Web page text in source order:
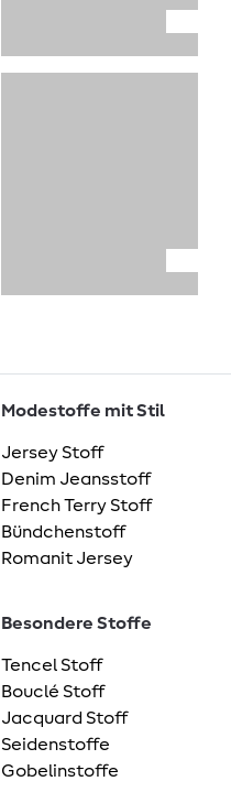
Modestoffe mit Stil
Jersey Stoff
Denim Jeansstoff
French Terry Stoff
Bündchenstoff
Romanit Jersey
Besondere Stoffe
Tencel Stoff
Bouclé Stoff
Jacquard Stoff
Seidenstoffe
Gobelinstoffe